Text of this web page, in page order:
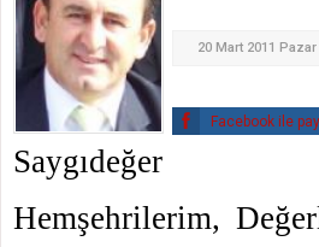
20 Mart 2011 Pazar
Facebook ile
Saygıdeğer
Hemşehrilerim,